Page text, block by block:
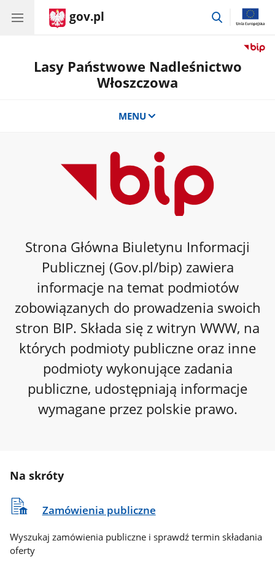
gov.pl
przejdź
Lasy Państwowe Nadleśnictwo
Włoszczowa
MENU
Strona Główna Biuletynu Informacji
Publicznej (Gov.pl/bip) zawiera
informacje na temat podmiotów
zobowiązanych do prowadzenia swoich
stron BIP. Składa się z witryn WWW, na
których podmioty publiczne oraz inne
podmioty wykonujące zadania
publiczne, udostępniają informacje
wymagane przez polskie prawo.
Na skróty
Zamówienia publiczne
Wyszukaj zamówienia publiczne i sprawdź termin składania
oferty